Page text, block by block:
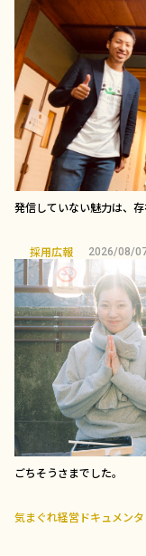
発信していない魅力は、
採用広報 2026/08/
ごちそうさまでした。
気まぐれ経営ドキュメン